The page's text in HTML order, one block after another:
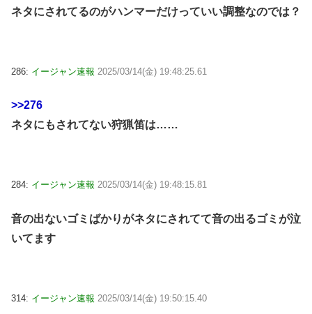
ネタにされてるのがハンマーだけっていい調整なのでは？
286: イージャン速報 2025/03/14(金) 19:48:25.61
>>276
ネタにもされてない狩猟笛は……
284: イージャン速報 2025/03/14(金) 19:48:15.81
音の出ないゴミばかりがネタにされてて音の出るゴミが泣
いてます
314: イージャン速報 2025/03/14(金) 19:50:15.40